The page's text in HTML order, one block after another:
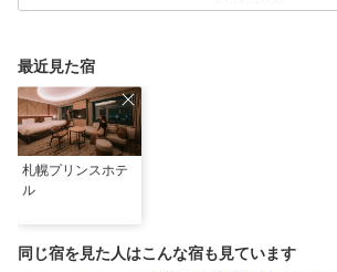
最近見た宿
札幌プリンスホテ
ル
同じ宿を見た人はこんな宿も見ています